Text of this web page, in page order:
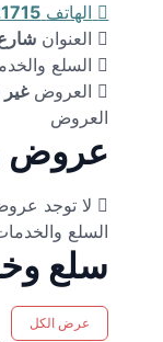
الهاتف
العنوان
السلع
العروض
العروض
عروض
لا توجد
السلع
سلع
عرض الكل